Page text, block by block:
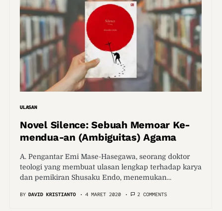
ULASAN
Novel Silence: Sebuah Memoar Ke-
mendua-an (Ambiguitas) Agama
A. Pengantar Emi Mase-Hasegawa, seorang doktor
teologi yang membuat ulasan lengkap terhadap karya
dan pemikiran Shusaku Endo, menemukan…
BY DAVID KRISTIANTO 4 MARET 2020 2 COMMENTS